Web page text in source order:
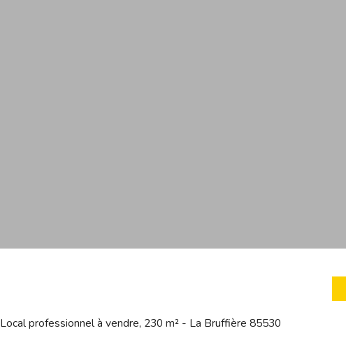
Local professionnel à vendre, 230 m² - La Bruffière 85530